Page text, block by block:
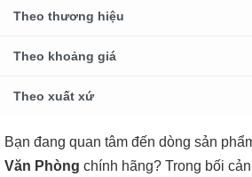
Theo thương hiệu
Theo khoảng giá
Theo xuất xứ
Bạn đang quan tâm đến dòng sản
Văn Phòng chính hãng? Trong bối